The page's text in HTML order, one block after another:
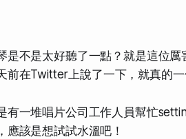
是不是太好聽了一點？就是這位
前在Twitter上說了一下，就真的一
有一堆唱片公司工作人員幫忙
應該是想試試水溫吧！